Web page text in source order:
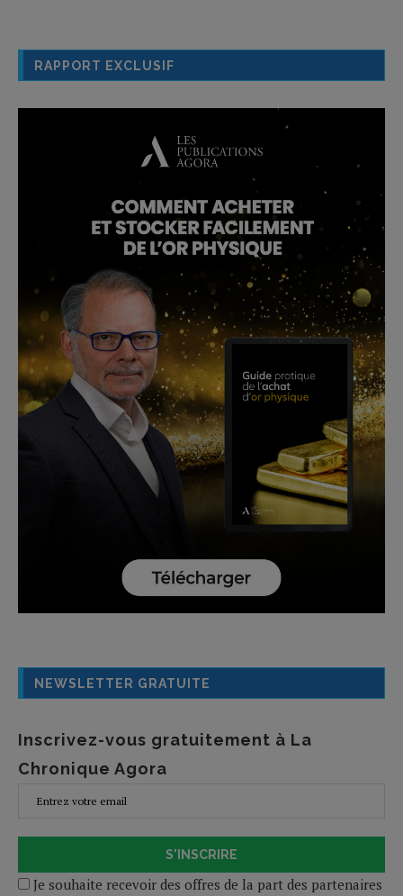
RAPPORT EXCLUSIF
NEWSLETTER GRATUITE
Inscrivez-vous gratuitement à La
Chronique Agora
S'INSCRIRE
Je souhaite recevoir des offres de la part des partenaires